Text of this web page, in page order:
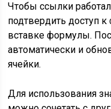
Чтобы ссылки
подтвердить доступ
вставке формулы.
автоматически и
ячейки.
Для использования